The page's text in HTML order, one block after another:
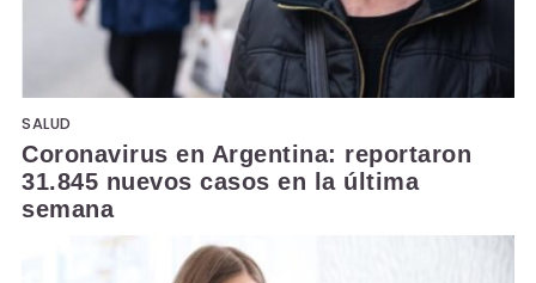
SALUD
Coronavirus en Argentina: reportaron
31.845 nuevos casos en la última
semana